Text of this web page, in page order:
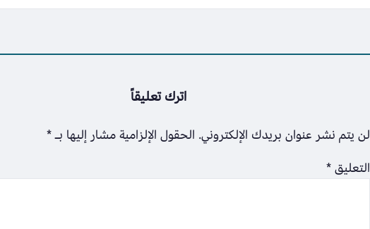
اترك تعليقاً
لن يتم نشر عنوان بريدك الإلكتروني. الحقول الإلزامية مشار إليها بـ*
التعليق*